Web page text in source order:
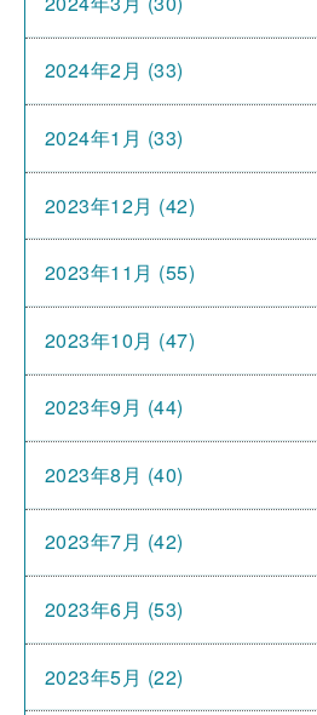
2024年2月 (33)
2024年1月 (33)
2023年12月 (42)
2023年11月 (55)
2023年10月 (47)
2023年9月 (44)
2023年8月 (40)
2023年7月 (42)
2023年6月 (53)
2023年5月 (22)